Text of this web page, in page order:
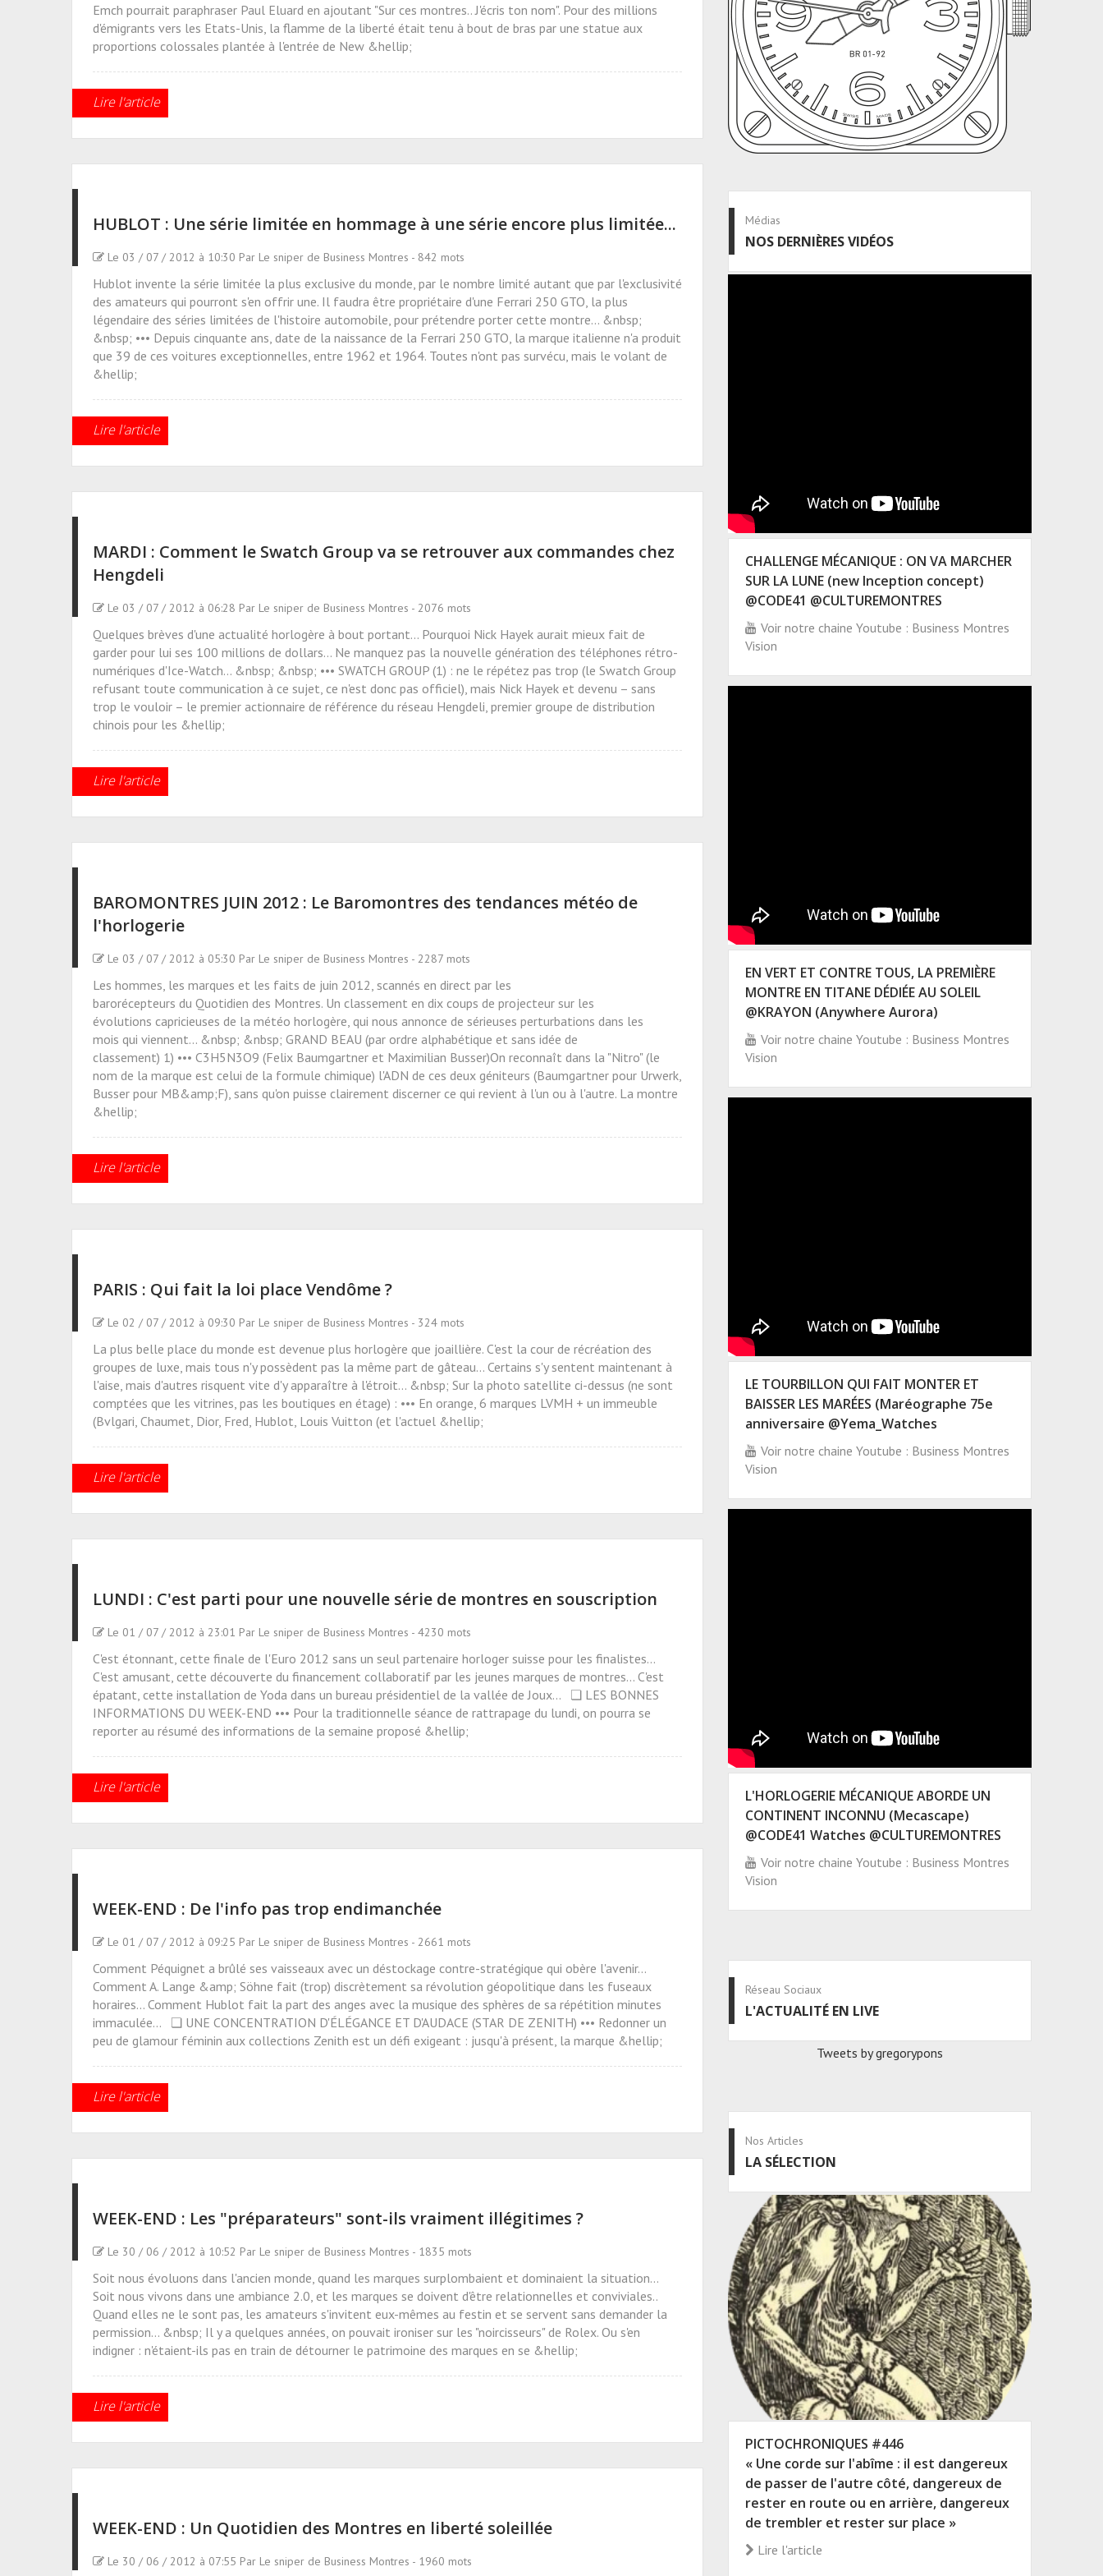
Emch pourrait paraphraser Paul Eluard en ajoutant "Sur ces montres.. J'écris ton nom". Pour des millions
d'émigrants vers les Etats-Unis, la flamme de la liberté était tenu à bout de bras par une statue aux
proportions colossales plantée à l'entrée de New &hellip;
Lire l'article
HUBLOT : Une série limitée en hommage à une série encore plus limitée...
Le 03 / 07 / 2012 à 10:30 Par Le sniper de Business Montres - 842 mots
Hublot invente la série limitée la plus exclusive du monde, par le nombre limité autant que par l'exclusivité
des amateurs qui pourront s'en offrir une. Il faudra être propriétaire d'une Ferrari 250 GTO, la plus
légendaire des séries limitées de l'histoire automobile, pour prétendre porter cette montre... &nbsp;
&nbsp; ••• Depuis cinquante ans, date de la naissance de la Ferrari 250 GTO, la marque italienne n'a produit
que 39 de ces voitures exceptionnelles, entre 1962 et 1964. Toutes n'ont pas survécu, mais le volant de
&hellip;
Lire l'article
MARDI : Comment le Swatch Group va se retrouver aux commandes chez
Hengdeli
Le 03 / 07 / 2012 à 06:28 Par Le sniper de Business Montres - 2076 mots
Quelques brèves d'une actualité horlogère à bout portant... Pourquoi Nick Hayek aurait mieux fait de
garder pour lui ses 100 millions de dollars... Ne manquez pas la nouvelle génération des téléphones rétro-
numériques d'Ice-Watch... &nbsp; &nbsp; ••• SWATCH GROUP (1) : ne le répétez pas trop (le Swatch Group
refusant toute communication à ce sujet, ce n'est donc pas officiel), mais Nick Hayek et devenu – sans
trop le vouloir – le premier actionnaire de référence du réseau Hengdeli, premier groupe de distribution
chinois pour les &hellip;
Lire l'article
BAROMONTRES JUIN 2012 : Le Baromontres des tendances météo de
l'horlogerie
Le 03 / 07 / 2012 à 05:30 Par Le sniper de Business Montres - 2287 mots
Les hommes, les marques et les faits de juin 2012, scannés en direct par les
barorécepteurs du Quotidien des Montres. Un classement en dix coups de projecteur sur les
évolutions capricieuses de la météo horlogère, qui nous annonce de sérieuses perturbations dans les
mois qui viennent... &nbsp; &nbsp; GRAND BEAU (par ordre alphabétique et sans idée de
classement) 1) ••• C3H5N3O9 (Felix Baumgartner et Maximilian Busser)On reconnaît dans la "Nitro" (le
nom de la marque est celui de la formule chimique) l'ADN de ces deux géniteurs (Baumgartner pour Urwerk,
Busser pour MB&amp;F), sans qu'on puisse clairement discerner ce qui revient à l'un ou à l'autre. La montre
&hellip;
Lire l'article
PARIS : Qui fait la loi place Vendôme ?
Le 02 / 07 / 2012 à 09:30 Par Le sniper de Business Montres - 324 mots
La plus belle place du monde est devenue plus horlogère que joaillière. C'est la cour de récréation des
groupes de luxe, mais tous n'y possèdent pas la même part de gâteau... Certains s'y sentent maintenant à
l'aise, mais d'autres risquent vite d'y apparaître à l'étroit... &nbsp; Sur la photo satellite ci-dessus (ne sont
comptées que les vitrines, pas les boutiques en étage) : ••• En orange, 6 marques LVMH + un immeuble
(Bvlgari, Chaumet, Dior, Fred, Hublot, Louis Vuitton (et l'actuel &hellip;
Lire l'article
LUNDI : C'est parti pour une nouvelle série de montres en souscription
Le 01 / 07 / 2012 à 23:01 Par Le sniper de Business Montres - 4230 mots
C'est étonnant, cette finale de l'Euro 2012 sans un seul partenaire horloger suisse pour les finalistes...
C'est amusant, cette découverte du financement collaboratif par les jeunes marques de montres... C'est
épatant, cette installation de Yoda dans un bureau présidentiel de la vallée de Joux... ❏ LES BONNES
INFORMATIONS DU WEEK-END ••• Pour la traditionnelle séance de rattrapage du lundi, on pourra se
reporter au résumé des informations de la semaine proposé &hellip;
Lire l'article
WEEK-END : De l'info pas trop endimanchée
Le 01 / 07 / 2012 à 09:25 Par Le sniper de Business Montres - 2661 mots
Comment Péquignet a brûlé ses vaisseaux avec un déstockage contre-stratégique qui obère l'avenir...
Comment A. Lange &amp; Söhne fait (trop) discrètement sa révolution géopolitique dans les fuseaux
horaires... Comment Hublot fait la part des anges avec la musique des sphères de sa répétition minutes
immaculée... ❏ UNE CONCENTRATION D'ÉLÉGANCE ET D'AUDACE (STAR DE ZENITH) ••• Redonner un
peu de glamour féminin aux collections Zenith est un défi exigeant : jusqu'à présent, la marque &hellip;
Lire l'article
WEEK-END : Les "préparateurs" sont-ils vraiment illégitimes ?
Le 30 / 06 / 2012 à 10:52 Par Le sniper de Business Montres - 1835 mots
Soit nous évoluons dans l'ancien monde, quand les marques surplombaient et dominaient la situation...
Soit nous vivons dans une ambiance 2.0, et les marques se doivent d'être relationnelles et conviviales..
Quand elles ne le sont pas, les amateurs s'invitent eux-mêmes au festin et se servent sans demander la
permission... &nbsp; Il y a quelques années, on pouvait ironiser sur les "noircisseurs" de Rolex. Ou s'en
indigner : n'étaient-ils pas en train de détourner le patrimoine des marques en se &hellip;
Lire l'article
WEEK-END : Un Quotidien des Montres en liberté soleillée
Le 30 / 06 / 2012 à 07:55 Par Le sniper de Business Montres - 1960 mots
Médias
NOS DERNIÈRES VIDÉOS
CHALLENGE MÉCANIQUE : ON VA MARCHER
SUR LA LUNE (new Inception concept)
@CODE41 @CULTUREMONTRES
Voir notre chaine Youtube : Business Montres
Vision
EN VERT ET CONTRE TOUS, LA PREMIÈRE
MONTRE EN TITANE DÉDIÉE AU SOLEIL
@KRAYON (Anywhere Aurora)
Voir notre chaine Youtube : Business Montres
Vision
LE TOURBILLON QUI FAIT MONTER ET
BAISSER LES MARÉES (Maréographe 75e
anniversaire @Yema_Watches
Voir notre chaine Youtube : Business Montres
Vision
L'HORLOGERIE MÉCANIQUE ABORDE UN
CONTINENT INCONNU (Mecascape)
@CODE41 Watches @CULTUREMONTRES
Voir notre chaine Youtube : Business Montres
Vision
Réseau Sociaux
L'ACTUALITÉ EN LIVE
Tweets by gregorypons
Nos Articles
LA SÉLECTION
PICTOCHRONIQUES #446
« Une corde sur l'abîme : il est dangereux
de passer de l'autre côté, dangereux de
rester en route ou en arrière, dangereux
de trembler et rester sur place »
Lire l'article